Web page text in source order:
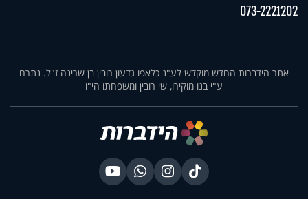
073-2221202
אתר הידברות החדש מוקדש לע"נ כלאפו גדעון רובין בן שרינה ז"ל. נתרם
ע"י בנו מוקירו, שי רובין ומשפחתו הי"ו